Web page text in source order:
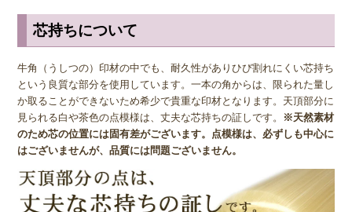
◆ オランダ生息の牛？
「オランダ水牛」とも呼ばれる牛角(上)ですが、オランダに生息する
牛からとれるわけではなく、アフリカ、オーストラリア、南米に生息
する陸牛からとれます。名前と生息地が一致していなかったり、陸牛
なのに水牛の名がついていたりと不思議な点も多いオランダ水牛の牛
角ですが、素材の性質が黒水牛と似ていることから、区別のためそう
よばれているといわれています。
芯持ちについて
牛角（うしつの）印材の中でも、耐久性がありひび割れにくい芯持ち
という良質な部分を使用しています。一本の角からは、限られた量し
か取ることができないため希少で貴重な印材となります。天頂部分に
見られる白や茶色の点模様は、丈夫な芯持ちの証しです。
※天然素材
のため芯の位置には固有差がございます。点模様は、必ずしも中心に
はございませんが、品質には問題ございません。